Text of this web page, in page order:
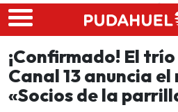
Skip to main content
¡Confirmado! El
Canal 13 anuncia
«Socios de la